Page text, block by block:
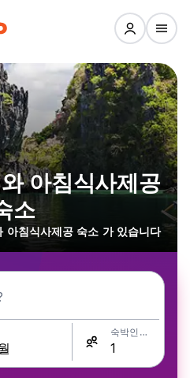
아침식사제공
소
아침식사제공 숙소 가 있습니다
숙박인원